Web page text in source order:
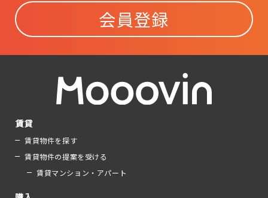
会員登録
賃貸
賃貸物件を探す
賃貸物件の提案を受ける
賃貸マンション・アパート